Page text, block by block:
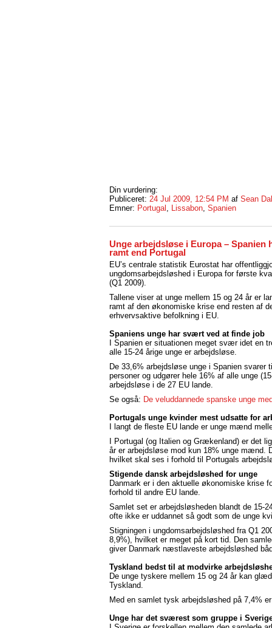
Din vurdering:
Publiceret: 24 Jul 2009, 12:54 PM af Sean
Emner: Portugal , Lissabon, Spanien
Unge arbejdsløse i Europa – Spanien
ramt end Portugal
EU’s centrale statistik Eurostat har
ungdomsarbejdsløshed i Europa for første
(Q1 2009).
Tallene viser at unge mellem 15 og 24 år er
ramt af den økonomiske krise end resten af
erhvervsaktive befolkning i EU.
Spaniens unge har svært ved at finde job
I Spanien er situationen meget svær idet en
alle 15-24 årige unge er arbejdsløse.
De 33,6% arbejdsløse unge i Spanien svarer
personer og udgører hele 16% af alle unge
arbejdsløse i de 27 EU lande.
Se også: De veluddannede spanske unge
Portugals unge kvinder mest udsatte for
I langt de fleste EU lande er unge mænd
I Portugal (og Italien og Grækenland) er det
år er arbejdsløse mod kun 18% unge mænd.
hvilket skal ses i forhold til Portugals
Stigende dansk arbejdsløshed for unge
Danmark er i den aktuelle økonomiske krise
forhold til andre EU lande.
Samlet set er arbejdsløsheden blandt de 15-
ofte ikke er uddannet så godt som de unge
Stigningen i ungdomsarbejdsløshed fra Q1
8,9%), hvilket er meget på kort tid. Den
giver Danmark næstlaveste arbejdsløshed
Tyskland bedst til at modvirke
De unge tyskere mellem 15 og 24 år kan
Tyskland.
Med en samlet tysk arbejdsløshed på 7,4%
Unge har det sværest som gruppe i